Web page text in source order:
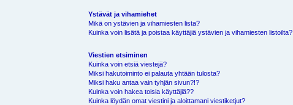
Ystävät ja vihamiehet
Mikä on ystävien ja vihamiesten lista?
Kuinka voin lisätä ja poistaa käyttäjiä ystävien ja vihamiesten listoilta?
Viestien etsiminen
Kuinka voin etsiä viestejä?
Miksi hakutoiminto ei palauta yhtään tulosta?
Miksi haku antaa vain tyhjän sivun?!?
Kuinka voin hakea toisia käyttäjiä??
Kuinka löydän omat viestini ja aloittamani viestiketjut?